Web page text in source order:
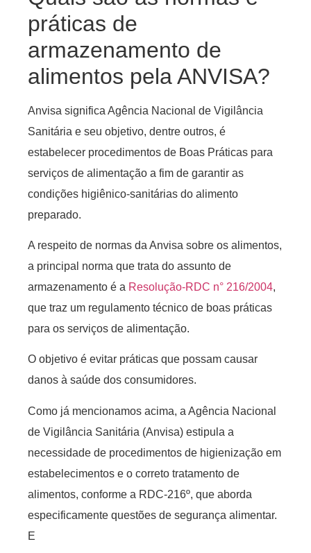
práticas de
armazenamento de
alimentos pela ANVISA?
Anvisa significa Agência Nacional de Vigilância
Sanitária e seu objetivo, dentre outros, é
estabelecer procedimentos de Boas Práticas para
serviços de alimentação a fim de garantir as
condições higiênico-sanitárias do alimento
preparado.
A respeito de normas da Anvisa sobre os alimentos,
a principal norma que trata do assunto de
armazenamento é a Resolução-RDC n° 216/2004,
que traz um regulamento técnico de boas práticas
para os serviços de alimentação.
O objetivo é evitar práticas que possam causar
danos à saúde dos consumidores.
Como já mencionamos acima, a Agência Nacional
de Vigilância Sanitária (Anvisa) estipula a
necessidade de procedimentos de higienização em
estabelecimentos e o correto tratamento de
alimentos, conforme a RDC-216º, que aborda
especificamente questões de segurança alimentar.
E